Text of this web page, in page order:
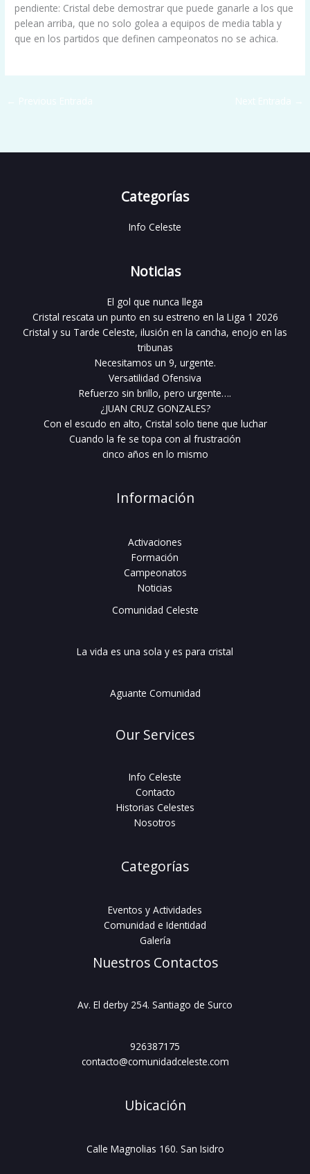
pendiente: Cristal debe demostrar que puede ganarle a los que
pelean arriba, que no solo golea a equipos de media tabla y
que en los partidos que definen campeonatos no se achica.
Categorías
Info Celeste
Noticias
El gol que nunca llega
Cristal rescata un punto en su estreno en la Liga 1 2026
Cristal y su Tarde Celeste, ilusión en la cancha, enojo en las
tribunas
Necesitamos un 9, urgente.
Versatilidad Ofensiva
Refuerzo sin brillo, pero urgente….
¿JUAN CRUZ GONZALES?
Con el escudo en alto, Cristal solo tiene que luchar
Cuando la fe se topa con al frustración
cinco años en lo mismo
Información
Activaciones
Formación
Campeonatos
Noticias
Comunidad Celeste
La vida es una sola y es para cristal
Aguante Comunidad
Our Services
Info Celeste
Contacto
Historias Celestes
Nosotros
Categorías
Eventos y Actividades
Comunidad e Identidad
Galería
Nuestros Contactos
Av. El derby 254. Santiago de Surco
926387175
contacto@comunidadceleste.com
Ubicación
Calle Magnolias 160. San Isidro